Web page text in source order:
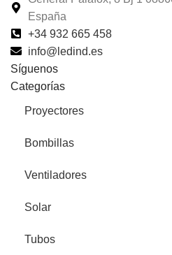
España
+34 932 665 458‬
info@ledind.es
Síguenos
Categorías
Proyectores
Bombillas
Ventiladores
Solar
Tubos